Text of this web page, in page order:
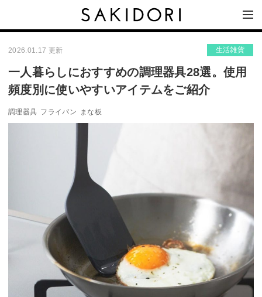
2026.01.17 更新 生活雑貨
一人暮らしにおすすめの調理器具28選。使用
頻度別に使いやすいアイテムをご紹介
調理器具 フライパン まな板